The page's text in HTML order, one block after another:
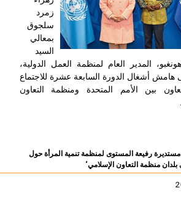
زمرد
سلجوق
بمعالي
السيد
المدير العام لمنظمة العمل الدولية،
أشغال الدورة السابعة عشرة للاجتماع
بين الأمم المتحدة ومنظمة التعاون
رفيعة المستوى لمنظمة تنمية المرأة حول
منظمة التعاون الإسلامي‘